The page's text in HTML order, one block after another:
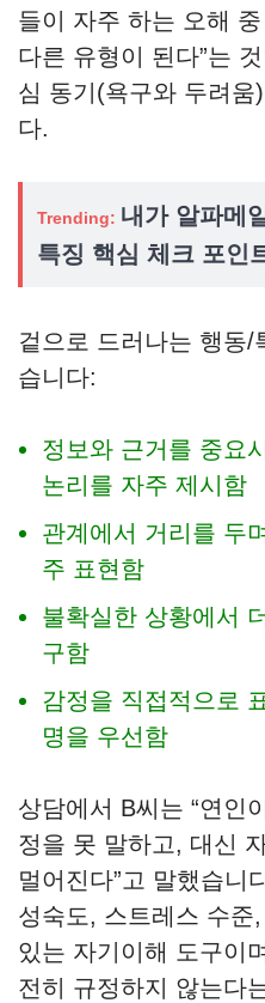
들이 자주 하는 오해
다른 유형이 된다”는
심 동기(욕구와 두려움
다.
Trending: 내가 알파메
특징 핵심 체크 포인
겉으로 드러나는 행동
습니다:
정보와 근거를 중요
논리를 자주 제시함
관계에서 거리를 두
주 표현함
불확실한 상황에서
구함
감정을 직접적으로
명을 우선함
상담에서 B씨는 “연인
정을 못 말하고, 대신
멀어진다”고 말했습니
성숙도, 스트레스 수준
있는 자기이해 도구이
전히 규정하지 않는다